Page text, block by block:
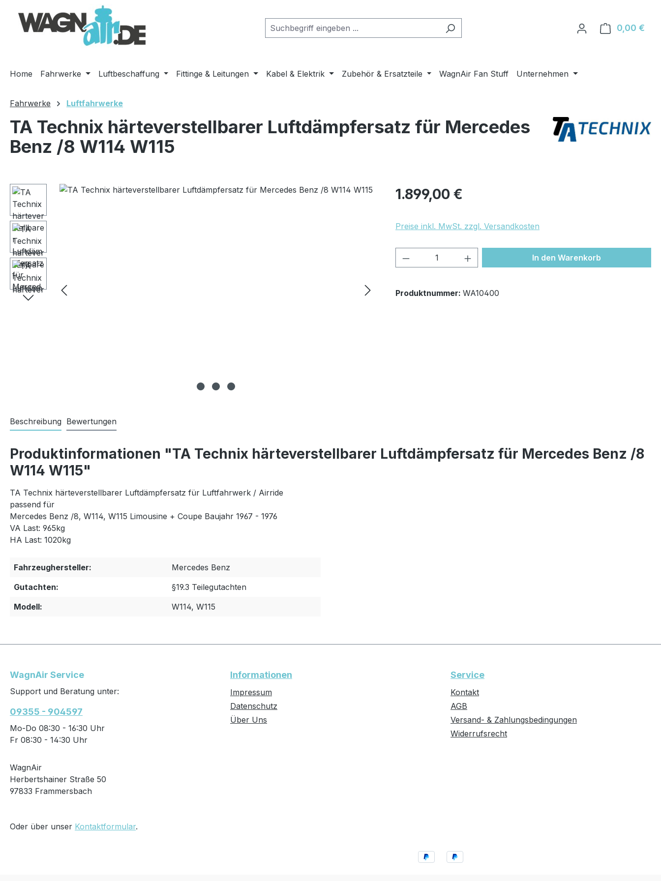
Hauptinhalt springen
Zur Suche springen
Zur Hauptnavigation springen
0,00 €
Home Fahrwerke Luftbeschaffung Fittinge & Leitungen Kabel & Elektrik Zubehör & Ersatzteile WagnAir Fan Stuff Unternehmen
Fahrwerke Luftfahrwerke
TA Technix härteverstellbarer Luftdämpfersatz für Mercedes
Benz /8 W114 W115
Bildergalerie überspringen Regulärer Preis:
1.899,00 €
Preise inkl. MwSt. zzgl. Versandkosten
Produkt Anzahl: Gib den gewünschten Wert
In den Warenkorb
Produktnummer: WA10400
Beschreibung Bewertungen
Produktinformationen "TA Technix härteverstellbarer Luftdämpfersatz für Mercedes Benz /8
W114 W115"
TA Technix härteverstellbarer Luftdämpfersatz für Luftfahrwerk / Airride
passend für
Mercedes Benz /8, W114, W115 Limousine + Coupe Baujahr 1967 - 1976
VA Last: 965kg
HA Last: 1020kg
Fahrzeughersteller:
Mercedes Benz
Gutachten:
§19.3 Teilegutachten
Modell:
W114, W115
WagnAir Service
Support und Beratung unter:
09355 - 904597
Mo-Do 08:30 - 16:30 Uhr
Fr 08:30 - 14:30 Uhr
WagnAir
Herbertshainer Straße 50
97833 Frammersbach
Oder über unser Kontaktformular.
Informationen
Impressum
Datenschutz
Über Uns
Service
Kontakt
AGB
Versand- & Zahlungsbedingungen
Widerrufsrecht